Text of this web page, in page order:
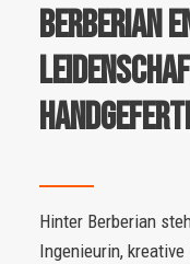
Berberian
Hinter Berberian
Ingenieurin,